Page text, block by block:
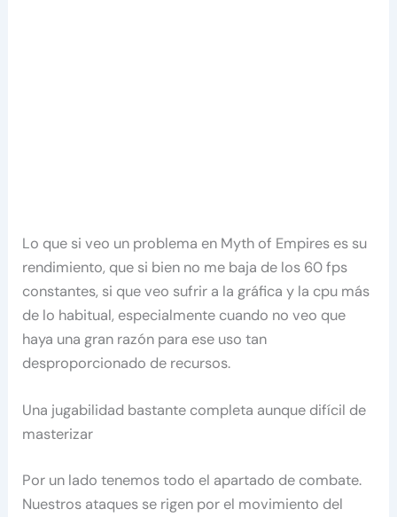
Lo que si veo un problema en Myth of Empires es su
rendimiento, que si bien no me baja de los 60 fps
constantes, si que veo sufrir a la gráfica y la cpu más
de lo habitual, especialmente cuando no veo que
haya una gran razón para ese uso tan
desproporcionado de recursos.
Una jugabilidad bastante completa aunque difícil de
masterizar
Por un lado tenemos todo el apartado de combate.
Nuestros ataques se rigen por el movimiento del